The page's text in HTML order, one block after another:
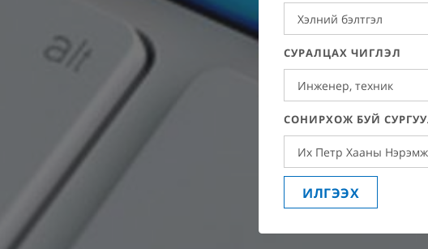
СУРАЛЦАХ ЧИГЛЭЛ
СОНИРХОЖ БУЙ
ИЛГЭЭХ